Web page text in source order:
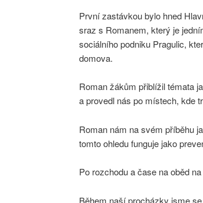
První zastávkou bylo hned
sraz s Romanem, který je
sociálního podniku Pragulic,
domova.
Roman žákům přiblížil témata
a provedl nás po místech, kde
Roman nám na svém příběhu
tomto ohledu funguje jako
Po rozchodu a čase na oběd
Během naší procházky jsme